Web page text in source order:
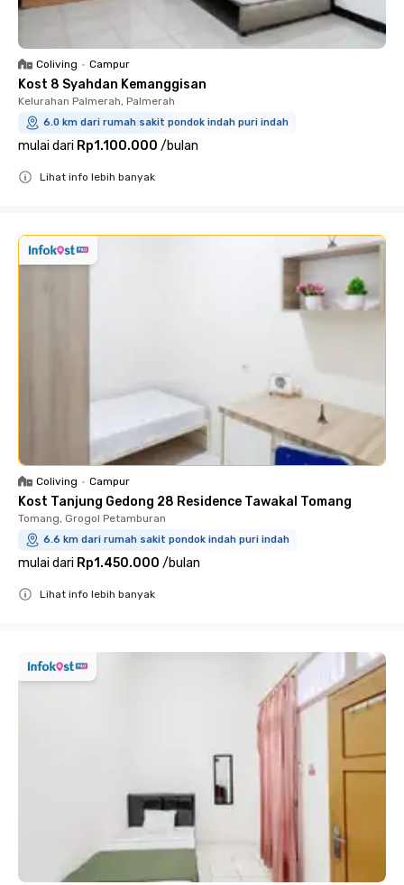
Coliving • Campur
Kost 8 Syahdan Kemanggisan
Kelurahan Palmerah, Palmerah
6.0 km dari rumah sakit pondok indah puri indah
mulai dari Rp1.100.000 /bulan
Lihat info lebih banyak
Coliving • Campur
Kost Tanjung Gedong 28 Residence Tawakal Tomang
Tomang, Grogol Petamburan
6.6 km dari rumah sakit pondok indah puri indah
mulai dari Rp1.450.000 /bulan
Lihat info lebih banyak